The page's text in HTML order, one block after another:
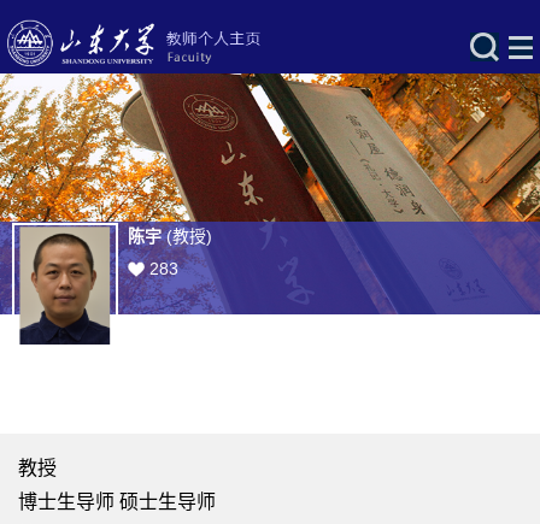
陈宇(教授)
283
教授
博士生导师 硕士生导师